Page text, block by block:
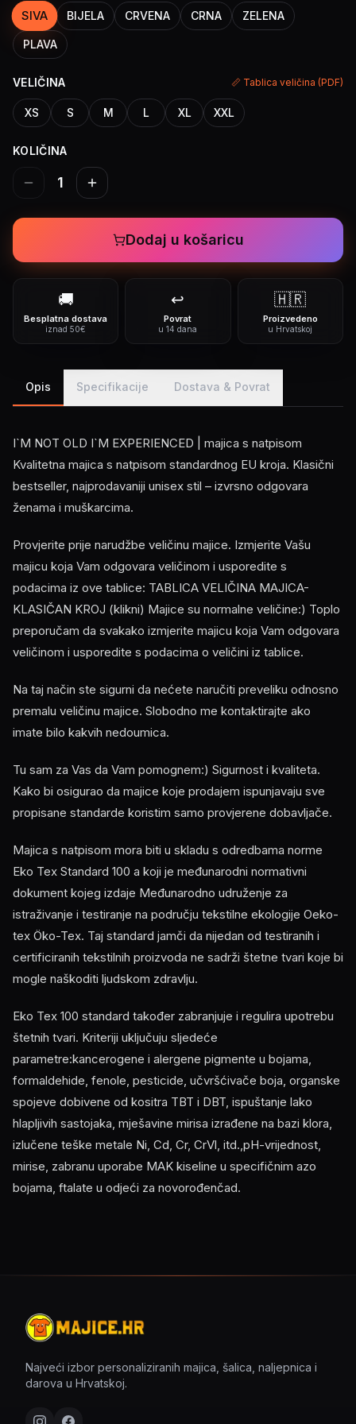
SIVA BIJELA CRVENA CRNA ZELENA
PLAVA
VELIČINA 📏 Tablica veličina (PDF)
XS S M L XL XXL
KOLIČINA
1
Dodaj u košaricu
🚚
Besplatna dostava
iznad 50€
↩️
Povrat
u 14 dana
🇭🇷
Proizvedeno
u Hrvatskoj
Opis Specifikacije Dostava & Povrat
I`M NOT OLD I`M EXPERIENCED | majica s natpisom
Kvalitetna majica s natpisom standardnog EU kroja. Klasični
bestseller, najprodavaniji unisex stil – izvrsno odgovara
ženama i muškarcima.
Provjerite prije narudžbe veličinu majice. Izmjerite Vašu
majicu koja Vam odgovara veličinom i usporedite s
podacima iz ove tablice: TABLICA VELIČINA MAJICA-
KLASIČAN KROJ (klikni) Majice su normalne veličine:) Toplo
preporučam da svakako izmjerite majicu koja Vam odgovara
veličinom i usporedite s podacima o veličini iz tablice.
Na taj način ste sigurni da nećete naručiti preveliku odnosno
premalu veličinu majice. Slobodno me kontaktirajte ako
imate bilo kakvih nedoumica.
Tu sam za Vas da Vam pomognem:) Sigurnost i kvaliteta.
Kako bi osigurao da majice koje prodajem ispunjavaju sve
propisane standarde koristim samo provjerene dobavljače.
Majica s natpisom mora biti u skladu s odredbama norme
Eko Tex Standard 100 a koji je međunarodni normativni
dokument kojeg izdaje Međunarodno udruženje za
istraživanje i testiranje na području tekstilne ekologije Oeko-
tex Öko-Tex. Taj standard jamči da nijedan od testiranih i
certificiranih tekstilnih proizvoda ne sadrži štetne tvari koje bi
mogle naškoditi ljudskom zdravlju.
Eko Tex 100 standard također zabranjuje i regulira upotrebu
štetnih tvari. Kriteriji uključuju sljedeće
parametre:kancerogene i alergene pigmente u bojama,
formaldehide, fenole, pesticide, učvršćivače boja, organske
spojeve dobivene od kositra TBT i DBT, ispuštanje lako
hlapljivih sastojaka, mješavine mirisa izrađene na bazi klora,
izlučene teške metale Ni, Cd, Cr, CrVl, itd.,pH-vrijednost,
mirise, zabranu uporabe MAK kiseline u specifičnim azo
bojama, ftalate u odjeći za novorođenčad.
Najveći izbor personaliziranih majica, šalica, naljepnica i
darova u Hrvatskoj.